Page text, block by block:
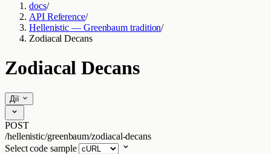
docs/
API Reference/
Hellenistic — Greenbaum tradition/
Zodiacal Decans
Zodiacal Decans
Дії
POST
/hellenistic/greenbaum/zodiacal-decans
Select code sample